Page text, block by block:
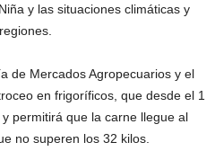
y las situaciones climáticas y
de Mercados Agropecuarios y el
en frigoríficos, que desde el 1
permitirá que la carne llegue al
no superen los 32 kilos.